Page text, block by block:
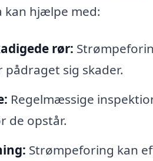
kan hjælpe med:
rør:
sig skader.
Regelmæssige
de opstår.
Strømpeforing kan